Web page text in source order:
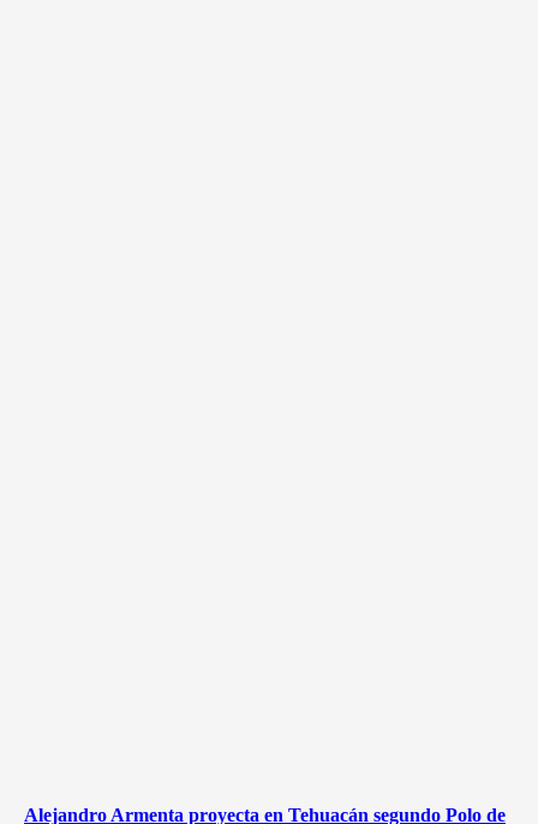
Alejandro Armenta proyecta en Tehuacán segundo Polo de